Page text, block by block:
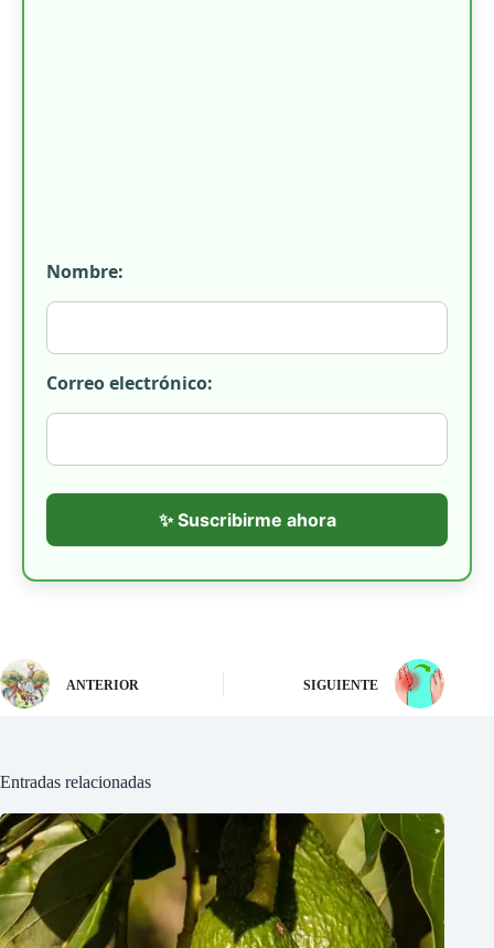
Nombre:
Correo electrónico:
✨ Suscribirme ahora
ANTERIOR SIGUIENTE
Entradas relacionadas